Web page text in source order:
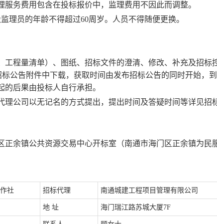
务费用包含在投标报价中，监理费用不因此而调整。
理员的年龄不得超过60周岁。人员不得随便更换。
工程量清单）、图纸、招标文件的澄清、修改、补充及招标
公告附件中下载，获取时间由发布招标公告的同时开始，
后果由投标人自行承担。
理公司 以无记名的方式提出，提出时间及答疑时间等详见招
正余镇公共资源交易中心开标室（南通市海门区正余镇为民
社 招标代理 南通城建工程项目管理有限公司
地 址 海门瑞江路苏城大厦7F